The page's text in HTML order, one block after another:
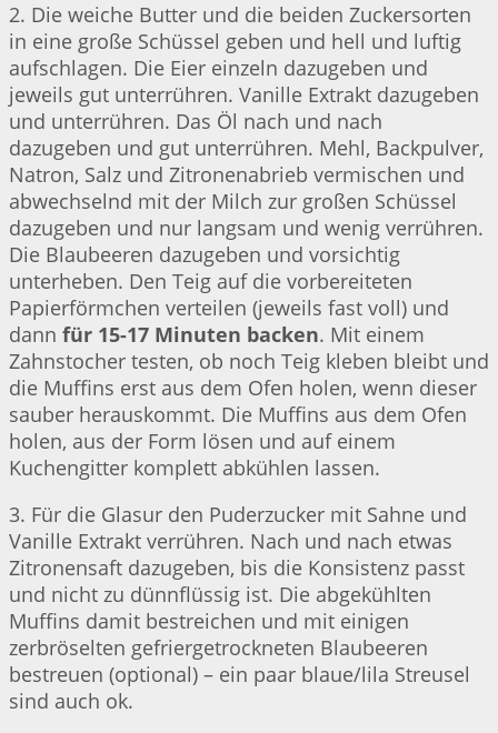
2. Die weiche Butter und die beiden Zuckersorten
in eine große Schüssel geben und hell und luftig
aufschlagen. Die Eier einzeln dazugeben und
jeweils gut unterrühren. Vanille Extrakt dazugeben
und unterrühren. Das Öl nach und nach
dazugeben und gut unterrühren. Mehl, Backpulver,
Natron, Salz und Zitronenabrieb vermischen und
abwechselnd mit der Milch zur großen Schüssel
dazugeben und nur langsam und wenig verrühren.
Die Blaubeeren dazugeben und vorsichtig
unterheben. Den Teig auf die vorbereiteten
Papierförmchen verteilen (jeweils fast voll) und
dann für 15-17 Minuten backen. Mit einem
Zahnstocher testen, ob noch Teig kleben bleibt und
die Muffins erst aus dem Ofen holen, wenn dieser
sauber herauskommt. Die Muffins aus dem Ofen
holen, aus der Form lösen und auf einem
Kuchengitter komplett abkühlen lassen.
3. Für die Glasur den Puderzucker mit Sahne und
Vanille Extrakt verrühren. Nach und nach etwas
Zitronensaft dazugeben, bis die Konsistenz passt
und nicht zu dünnflüssig ist. Die abgekühlten
Muffins damit bestreichen und mit einigen
zerbröselten gefriergetrockneten Blaubeeren
bestreuen (optional) – ein paar blaue/lila Streusel
sind auch ok.